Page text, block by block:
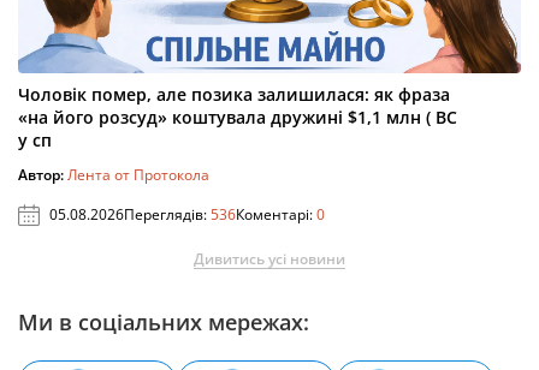
Чоловік помер, але позика залишилася: як фраза
«на його розсуд» коштувала дружині $1,1 млн ( ВС
у сп
Автор:Лента от Протокола
05.08.2026Переглядів:536Коментарі:0
Дивитись усі новини
Ми в соціальних мережах: